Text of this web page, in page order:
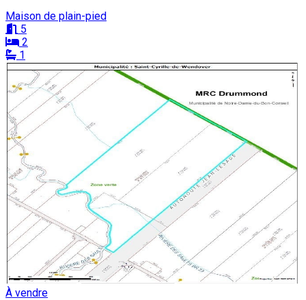
Maison de plain-pied
5
2
1
À vendre